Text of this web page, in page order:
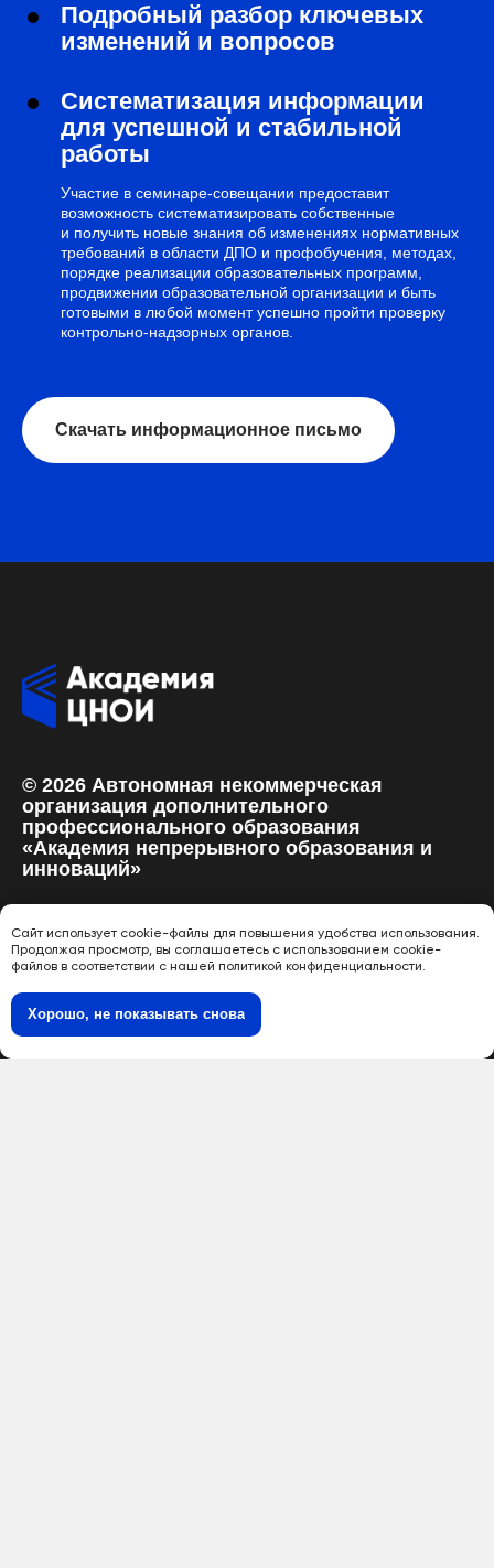
Подробный разбор ключевых
изменений и вопросов
Систематизация информации
для успешной и стабильной
работы
Участие в семинаре-совещании предоставит
возможность систематизировать собственные
и получить новые знания об изменениях нормативных
требований в области ДПО и профобучения, методах,
порядке реализации образовательных программ,
продвижении образовательной организации и быть
готовыми в любой момент успешно пройти проверку
контрольно-надзорных органов.
Скачать информационное письмо
© 2026 Автономная некоммерческая
организация дополнительного
профессионального образования
«Академия непрерывного образования и
инноваций»
Политика в отношении обработки персональных
данных
Сайт «ЦНОИ»
Сайт использует cookie-файлы для повышения удобства использования.
Продолжая просмотр, вы соглашаетесь с использованием cookie-
файлов в соответствии с нашей политикой конфиденциальности.
Хорошо, не показывать снова